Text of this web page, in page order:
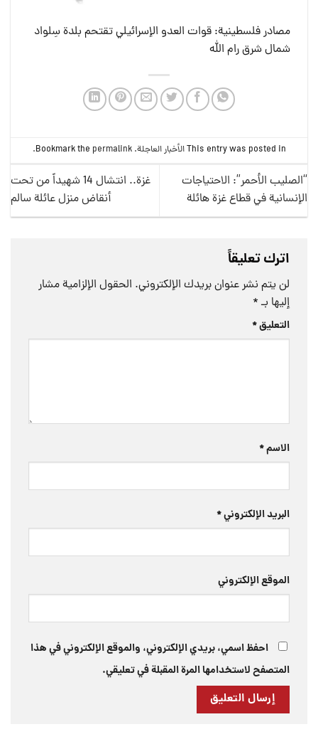
مصادر فلسطينية: قوات العدو الإسرائيلي تقتحم بلدة سِلواد
شمال شرق رام الله
This entry was posted inالأخبار العاجلة. Bookmark the
permalink
.
“الصليب الأحمر”: الاحتياجات
الإنسانية في قطاع غزة هائلة
غزة.. انتشال 14 شهيداً من تحت
أنقاض منزل عائلة سالم
اترك تعليقاً
لن يتم نشر عنوان بريدك الإلكتروني. الحقول الإلزامية مشار
إليها بـ *
التعليق*
الاسم*
البريد الإلكتروني*
الموقع الإلكتروني
احفظ اسمي، بريدي الإلكتروني، والموقع الإلكتروني في هذا
المتصفح لاستخدامها المرة المقبلة في تعليقي.